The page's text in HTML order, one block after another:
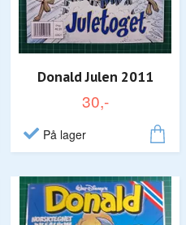
Donald Julen 2011
30,-
På lager